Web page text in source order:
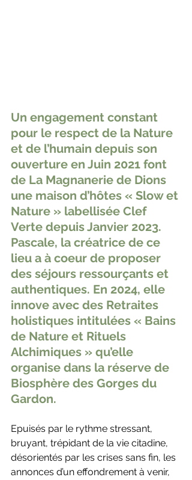
Un engagement constant
pour le respect de la Nature
et de l’humain depuis son
ouverture en Juin 2021 font
de La Magnanerie de Dions
une maison d’hôtes « Slow et
Nature » labellisée Clef
Verte depuis Janvier 2023.
Pascale, la créatrice de ce
lieu a à coeur de proposer
des séjours ressourçants et
authentiques. En 2024, elle
innove avec des Retraites
holistiques intitulées « Bains
de Nature et Rituels
Alchimiques » qu’elle
organise dans la réserve de
Biosphère des Gorges du
Gardon.
Epuisés par le rythme stressant,
bruyant, trépidant de la vie citadine,
désorientés par les crises sans fin, les
annonces d’un effondrement à venir,